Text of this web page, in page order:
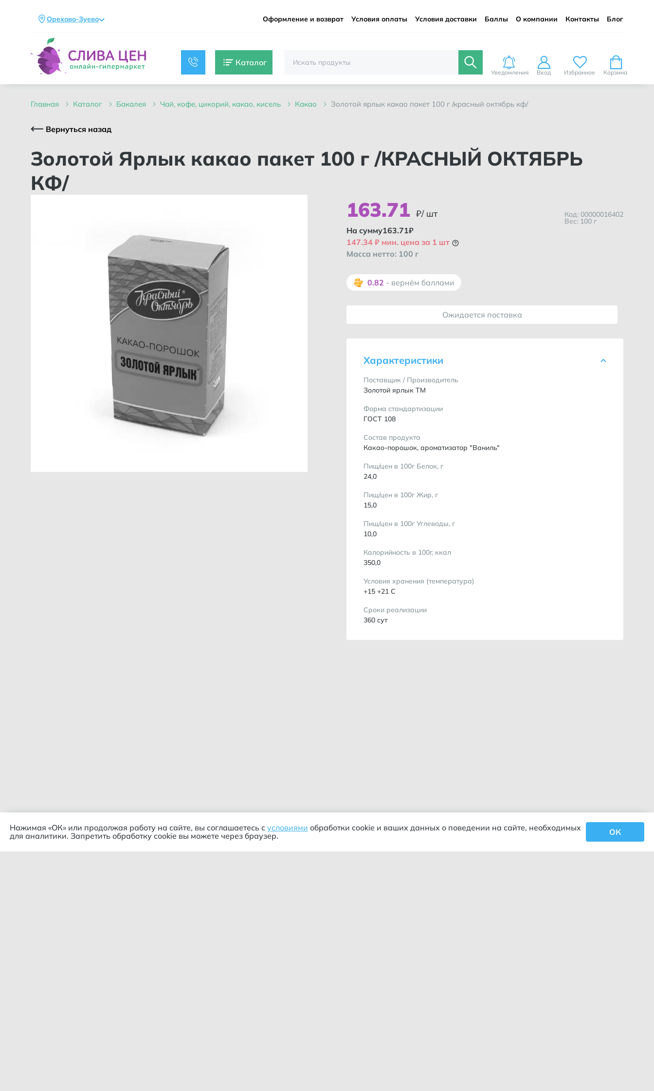
Орехово-Зуево Оформление и возврат Условия оплаты Условия доставки Баллы О компании Контакты Блог
Каталог
Уведомления Вход Избранное Корзина
главная каталог бакалея чай, кофе, цикорий, какао, кисель какао золотой ярлык какао пакет 100 г /красный октябрь кф/
Вернуться назад
Золотой Ярлык какао пакет 100 г /КРАСНЫЙ ОКТЯБРЬ
КФ/
163.71 ₽/ шт Код: 00000016402
Вес: 100 г
На сумму163.71₽
147.34 ₽ мин. цена за 1 шт
Масса нетто: 100 г
0.82 - вернём баллами
Ожидается поставка
Характеристики
Поставщик / Производитель
Золотой ярлык ТМ
Форма стандартизации
ГОСТ 108
Состав продукта
Какао-порошок, ароматизатор "Ваниль"
Пищ/цен в 100г Белок, г
24,0
Пищ/цен в 100г Жир, г
15,0
Пищ/цен в 100г Углеводы, г
10,0
Калорийность в 100г, ккал
350,0
Условия хранения (температура)
+15 +21 С
Сроки реализации
360 сут
Нажимая «ОК» или продолжая работу на сайте, вы соглашаетесь с условиями обработки cookie и ваших данных о поведении на сайте, необходимых
для аналитики. Запретить обработку cookie вы можете через браузер.
ОК